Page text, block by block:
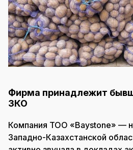
Фирма принадлежит
ЗКО
Компания ТОО «Baystone» —
Западно-Казахстанской